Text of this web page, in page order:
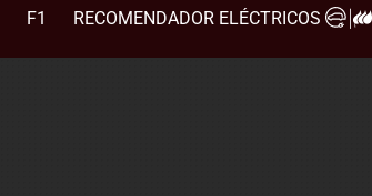
F1
RECOMENDADOR ELÉCTRICOS